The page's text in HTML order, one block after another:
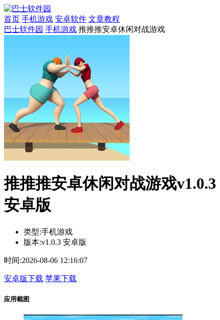
首页 手机游戏 安卓软件 文章教程
巴士软件园 手机游戏 推推推安卓休闲对战游戏
推推推安卓休闲对战游戏v1.0.3
安卓版
类型:手机游戏
版本:v1.0.3 安卓版
时间:2026-08-06 12:16:07
安卓版下载 苹果下载
应用截图